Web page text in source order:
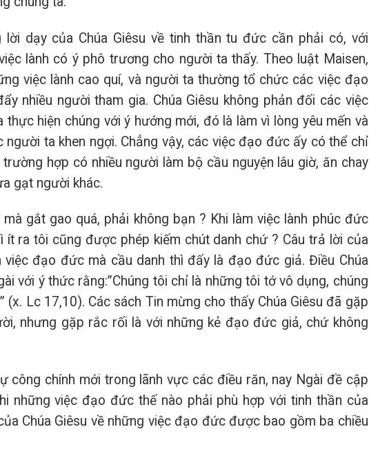
dạy của Chúa Giêsu về tinh thần tu đức cần phải có, với
lành có ý phô trương cho người ta thấy. Theo luật Maisen,
việc lành cao quí, và người ta thường tổ chức các việc đạo
nhiều người tham gia. Chúa Giêsu không phản đối các việc
hiện chúng với ý hướng mới, đó là làm vì lòng yêu mến và
ta khen ngợi. Chẳng vậy, các việc đạo đức ấy có thể chỉ
hợp có nhiều người làm bộ cầu nguyện lâu giờ, ăn chay
gạt người khác.
gắt gao quá, phải không bạn ? Khi làm việc lành phúc đức
ít ra tôi cũng được phép kiếm chút danh chứ ? Câu trả lời của
việc đạo đức mà cầu danh thì đấy là đạo đức giả. Điều Chúa
với ý thức rằng:”Chúng tôi chỉ là những tôi tớ vô dụng, chúng
(x. Lc 17,10). Các sách Tin mừng cho thấy Chúa Giêsu đã gặp
nhưng gặp rắc rối là với những kẻ đạo đức giả, chứ không
công chính mới trong lãnh vực các điều răn, nay Ngài đề cập
những việc đạo đức thế nào phải phù hợp với tinh thần của
Chúa Giêsu về những việc đạo đức được bao gồm ba chiều